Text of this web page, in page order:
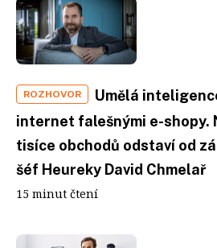
ROZHOVOR
Umělá
internet falešnými e-shopy.
tisíce obchodů odstaví od
šéf Heureky David Chmelař
15 minut čtení